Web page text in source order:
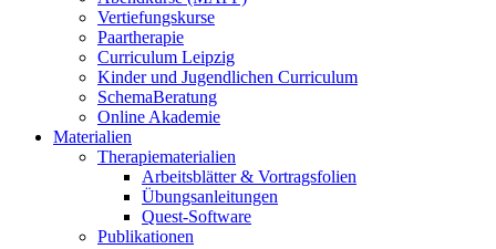
Vertiefungskurse
Paartherapie
Curriculum Leipzig
Kinder und Jugendlichen Curriculum
SchemaBeratung
Online Akademie
Materialien
Therapiematerialien
Arbeitsblätter & Vortragsfolien
Übungsanleitungen
Quest-Software
Publikationen